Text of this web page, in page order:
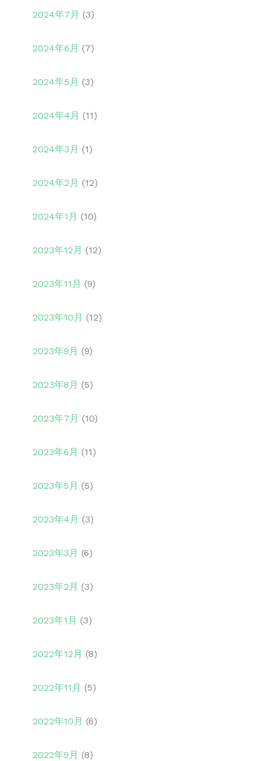
2024年7月 (3)
2024年6月 (7)
2024年5月 (3)
2024年4月 (11)
2024年3月 (1)
2024年2月 (12)
2024年1月 (10)
2023年12月 (12)
2023年11月 (9)
2023年10月 (12)
2023年9月 (9)
2023年8月 (5)
2023年7月 (10)
2023年6月 (11)
2023年5月 (5)
2023年4月 (3)
2023年3月 (6)
2023年2月 (3)
2023年1月 (3)
2022年12月 (8)
2022年11月 (5)
2022年10月 (6)
2022年9月 (8)